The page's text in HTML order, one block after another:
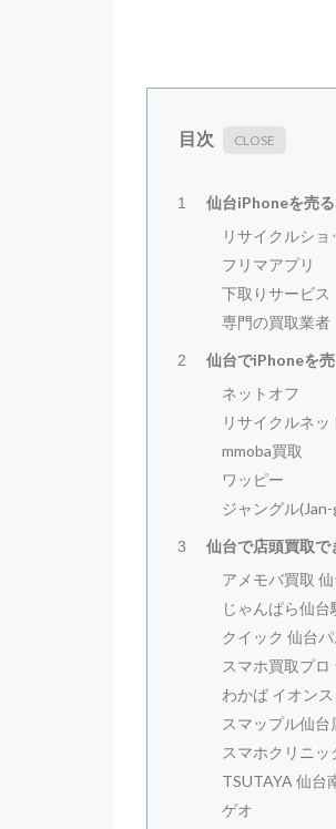
目次
1
仙台iPhoneを売
リサイクルショ
フリマアプリ
下取りサービス
専門の買取業者
2
仙台でiPhoneを
ネットオフ
リサイクルネッ
mmoba買取
ワッピー
ジャングル(Jan-
3
仙台で店頭買取
アメモバ買取
じゃんぱら仙台
クイック 仙台
スマホ買取プ
わかば イオン
スマップル仙台
スマホクリニッ
TSUTAYA 仙台
ゲオ